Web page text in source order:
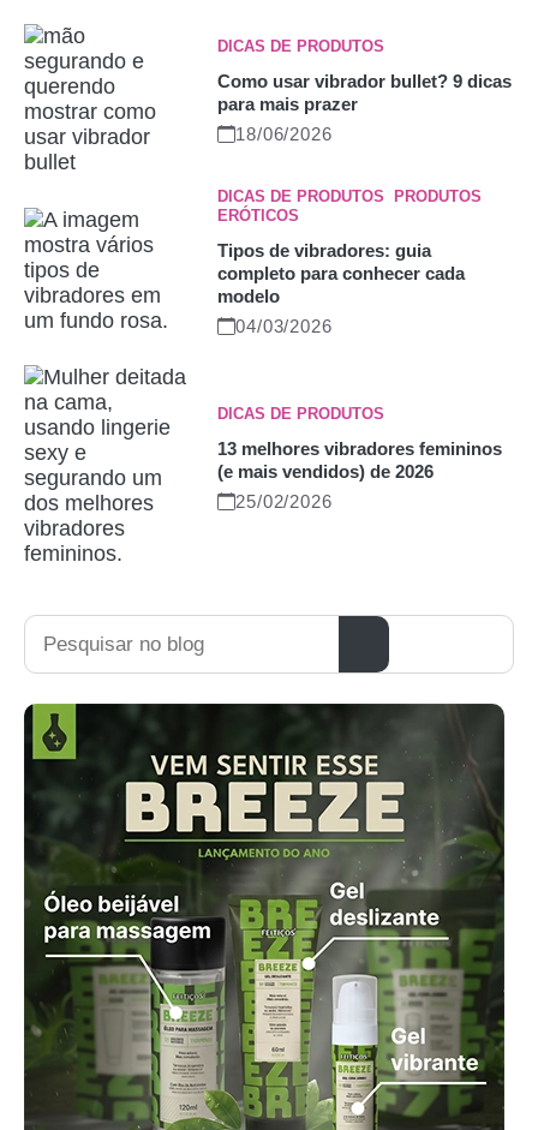
DICAS DE PRODUTOS
Como usar vibrador bullet? 9 dicas
para mais prazer
18/06/2026
DICAS DE PRODUTOS
PRODUTOS
ERÓTICOS
Tipos de vibradores: guia
completo para conhecer cada
modelo
04/03/2026
DICAS DE PRODUTOS
13 melhores vibradores femininos
(e mais vendidos) de 2026
25/02/2026
Pesquisar